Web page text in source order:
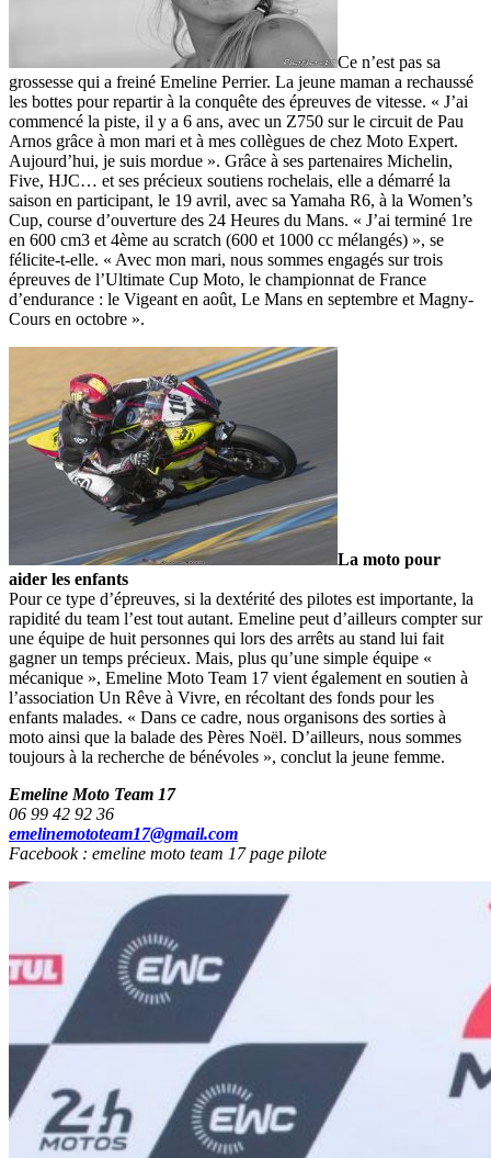
Ce n’est pas sa
grossesse qui a freiné Emeline Perrier. La jeune maman a rechaussé
les bottes pour repartir à la conquête des épreuves de vitesse. « J’ai
commencé la piste, il y a 6 ans, avec un Z750 sur le circuit de Pau
Arnos grâce à mon mari et à mes collègues de chez Moto Expert.
Aujourd’hui, je suis mordue ». Grâce à ses partenaires Michelin,
Five, HJC… et ses précieux soutiens rochelais, elle a démarré la
saison en participant, le 19 avril, avec sa Yamaha R6, à la Women’s
Cup, course d’ouverture des 24 Heures du Mans. « J’ai terminé 1re
en 600 cm3 et 4ème au scratch (600 et 1000 cc mélangés) », se
félicite-t-elle. « Avec mon mari, nous sommes engagés sur trois
épreuves de l’Ultimate Cup Moto, le championnat de France
d’endurance : le Vigeant en août, Le Mans en septembre et Magny-
Cours en octobre ».
La moto pour
aider les enfants
Pour ce type d’épreuves, si la dextérité des pilotes est importante, la
rapidité du team l’est tout autant. Emeline peut d’ailleurs compter sur
une équipe de huit personnes qui lors des arrêts au stand lui fait
gagner un temps précieux. Mais, plus qu’une simple équipe «
mécanique », Emeline Moto Team 17 vient également en soutien à
l’association Un Rêve à Vivre, en récoltant des fonds pour les
enfants malades. « Dans ce cadre, nous organisons des sorties à
moto ainsi que la balade des Pères Noël. D’ailleurs, nous sommes
toujours à la recherche de bénévoles », conclut la jeune femme.
Emeline Moto Team 17
06 99 42 92 36
emelinemototeam17@gmail.com
Facebook : emeline moto team 17 page pilote